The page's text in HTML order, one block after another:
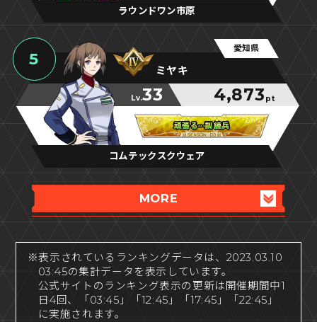
ラウンドワン市原
5
愛知県
ミヤキ
Lv.33 4,873 pt
頑張る···訓練兵
頑張る···訓練兵
頑張る···訓練兵
コムテックスクウェア
MORE
※表示されているランキングデータは、2023.03.10
03:45の集計データを表示しています。
公式サイトのランキング表示の更新は開催期間中1
日4回、「03:45」「12:45」「17:45」「22:45」
に実施されます。